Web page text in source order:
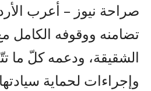
صراحة نيوز – أعرب
تضامنه ووقوفه الكامل
الشقيقة، ودعمه كلّ
وإجراءات لحماية